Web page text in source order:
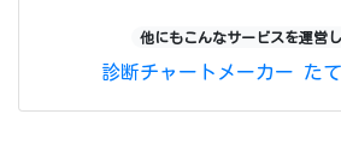
他にもこんなサービスを運営
診断チャートメーカー た